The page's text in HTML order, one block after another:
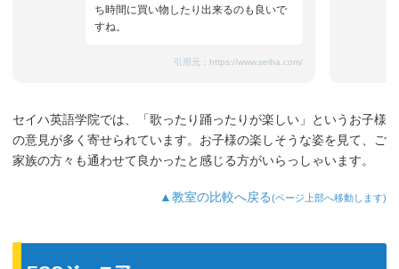
ち時間に買い物したり出来るのも良いで
すね。
引用元： https://www.seiha.com/
セイハ英語学院では、「歌ったり踊ったりが楽しい」というお子様
の意見が多く寄せられています。お子様の楽しそうな姿を見て、ご
家族の方々も通わせて良かったと感じる方がいらっしゃいます。
▲教室の比較へ戻る(ページ上部へ移動します)